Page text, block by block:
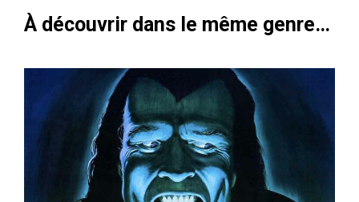
À découvrir dans le même genre…